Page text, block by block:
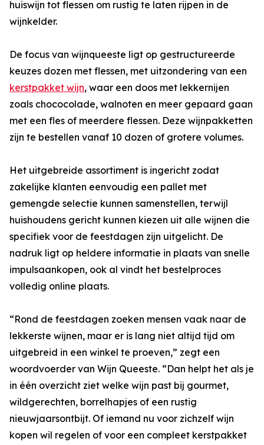
huiswijn tot flessen om rustig te laten rijpen in de
wijnkelder.
De focus van wijnqueeste ligt op gestructureerde
keuzes dozen met flessen, met uitzondering van een
kerstpakket wijn, waar een doos met lekkernijen
zoals chococolade, walnoten en meer gepaard gaan
met een fles of meerdere flessen. Deze wijnpakketten
zijn te bestellen vanaf 10 dozen of grotere volumes.
Het uitgebreide assortiment is ingericht zodat
zakelijke klanten eenvoudig een pallet met
gemengde selectie kunnen samenstellen, terwijl
huishoudens gericht kunnen kiezen uit alle wijnen die
specifiek voor de feestdagen zijn uitgelicht. De
nadruk ligt op heldere informatie in plaats van snelle
impulsaankopen, ook al vindt het bestelproces
volledig online plaats.
“Rond de feestdagen zoeken mensen vaak naar de
lekkerste wijnen, maar er is lang niet altijd tijd om
uitgebreid in een winkel te proeven,” zegt een
woordvoerder van Wijn Queeste. “Dan helpt het als je
in één overzicht ziet welke wijn past bij gourmet,
wildgerechten, borrelhapjes of een rustig
nieuwjaarsontbijt. Of iemand nu voor zichzelf wijn
kopen wil regelen of voor een compleet kerstpakket